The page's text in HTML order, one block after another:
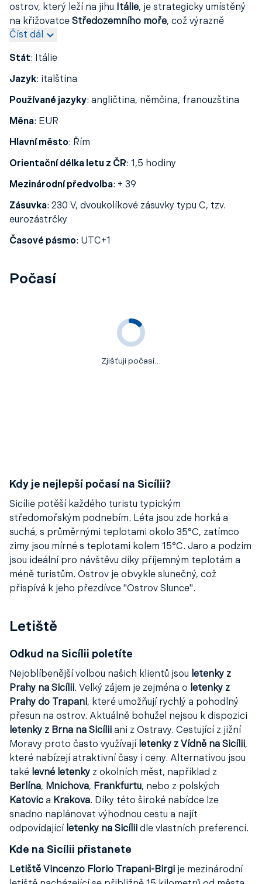
ostrov, který leží na jihu Itálie, je strategicky umístěný
na křižovatce Středozemního moře, což výrazně
ovlivnilo jeho bohatou kulturní a historickou minulost.
hovoří také
má typickystředomořské podnebí
proslulé svou bohatou kulturou, architekturou a
historií. Pokud se chystáte tuto oblast prozkoumat,
hlavní sezóně bývá o
Číst dál
Stát: Itálie
Jazyk: italština
Používané jazyky: angličtina, němčina, franouzština
Měna: EUR
Hlavní město: Řím
Orientační délka letu z ČR: 1,5 hodiny
Mezinárodní předvolba: + 39
Zásuvka: 230 V, dvoukolíkové zásuvky typu C, tzv.
eurozástrčky
Časové pásmo: UTC+1
Počasí
Zjišťuji počasí…
Kdy je nejlepší počasí na Sicílii?
Sicílie potěší každého turistu typickým
středomořským podnebím. Léta jsou zde horká a
suchá, s průměrnými teplotami okolo 35°C, zatímco
zimy jsou mírné s teplotami kolem 15°C. Jaro a podzim
jsou ideální pro návštěvu díky příjemným teplotám a
méně turistům. Ostrov je obvykle slunečný, což
přispívá k jeho přezdívce "Ostrov Slunce".
Letiště
Odkud na Sicílii poletíte
Nejoblíbenější volbou našich klientů jsou letenky z
Prahy na Sicílii. Velký zájem je zejména o letenky z
Prahy do Trapani, které umožňují rychlý a pohodlný
přesun na ostrov. Aktuálně bohužel nejsou k dispozici
letenky z Brna na Sicílii ani z Ostravy. Cestující z jižní
Moravy proto často využívají letenky z Vídně na Sicílii,
které nabízejí atraktivní časy i ceny. Alternativou jsou
také levné letenky z okolních měst, například z
Berlína, Mnichova, Frankfurtu, nebo z polských
Katovic a Krakova. Díky této široké nabídce lze
snadno naplánovat výhodnou cestu a najít
odpovídající letenky na Sicílii dle vlastních preferencí.
Kde na Sicílii přistanete
Letiště Vincenzo Florio Trapani-Birgi je mezinárodní